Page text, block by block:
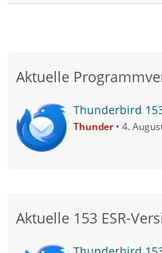
Aktuelle
Thunderbird
Thunder 4.
Aktuelle 153 ESR-